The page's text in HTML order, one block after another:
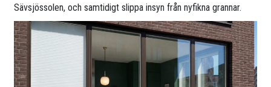
Sävsjössolen, och samtidigt slippa insyn från nyfikna grannar.